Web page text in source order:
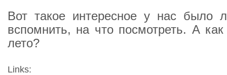
Вот такое интересное у нас было
вспомнить, на что посмотреть. А
лето?
Links: